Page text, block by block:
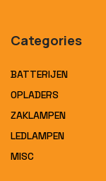
Categories
BATTERIJEN
OPLADERS
ZAKLAMPEN
LEDLAMPEN
MISC